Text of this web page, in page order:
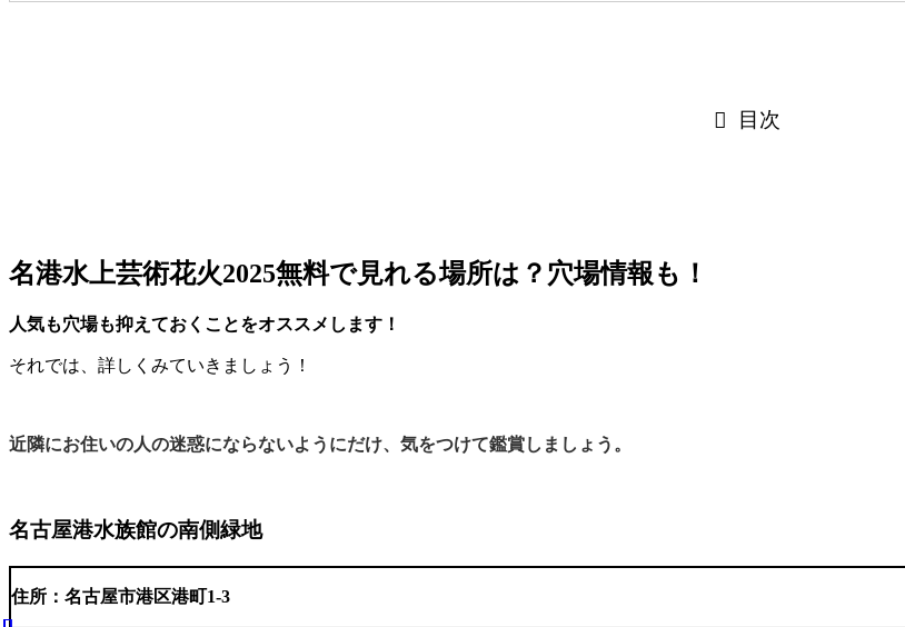
目次
名港水上芸術花火2025無料で見れる場所は？穴場情報も！
人気も穴場も抑えておくことをオススメします！
それでは、詳しくみていきましょう！
近隣にお住いの人の迷惑にならないよう にだけ、気をつけて鑑賞しましょう。
名古屋港水族館の南側緑地
住所：名古屋市港区港町1-3